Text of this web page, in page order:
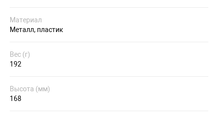
Материал
Металл, пластик
Вес (г)
192
Высота (мм)
168